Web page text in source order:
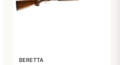
BERETTA